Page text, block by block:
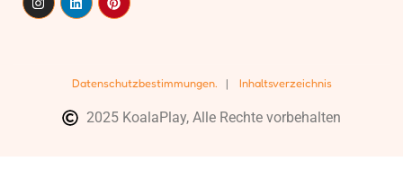
Datenschutzbestimmungen. | Inhaltsverzeichnis
2025 KoalaPlay, Alle Rechte vorbehalten